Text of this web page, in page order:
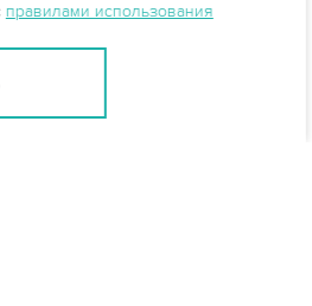
правилами использования